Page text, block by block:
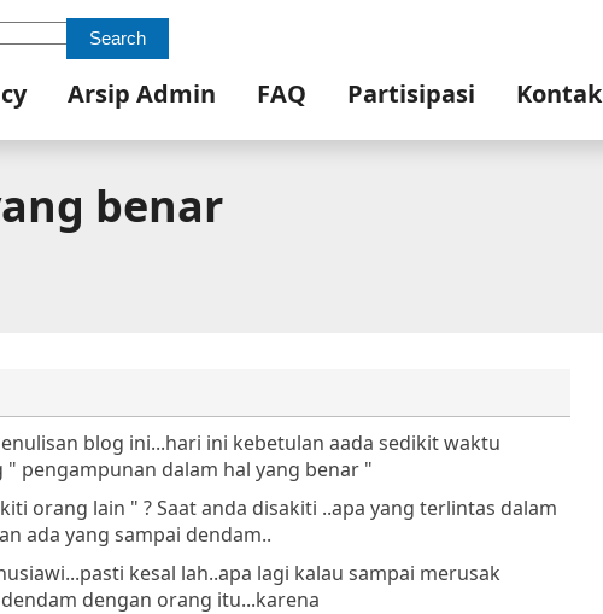
Search
Arsip Admin FAQ Partisipasi Kontak
benar
blog ini...hari ini kebetulan aada sedikit waktu
pengampunan dalam hal yang benar "
orang lain " ? Saat anda disakiti ..apa yang terlintas dalam
ada yang sampai dendam..
kesal lah..apa lagi kalau sampai merusak
dengan orang itu...karena